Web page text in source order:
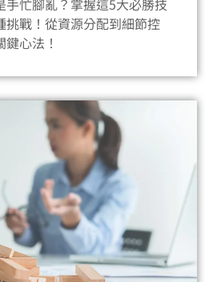
忙腳亂？掌握這5大必勝技
挑戰！從資源分配到細節控
心法！